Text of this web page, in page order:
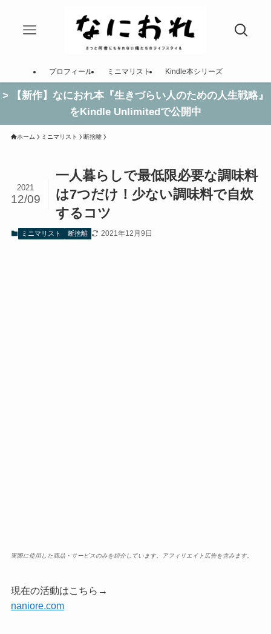
プロフィール ミニマリスト Kindle本シリーズ
> 【新作】なにおれ本『生きづらい人のための人生戦略』
をKindle Unlimitedで公開中
ホーム ミニマリスト 断捨離
一人暮らしで最低限必要な調味料
は7つだけ！少ない調味料で自炊
するコツ
2021
12/09
ミニマリスト 断捨離 2021年12月9日
実際に使用した商品・サービスのみを紹介しています。アフィリエイト広告を含みます。
現在の活動はこちら→
naniore.com